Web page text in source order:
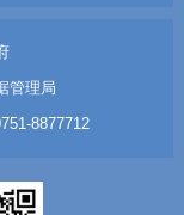
管理局
8877712